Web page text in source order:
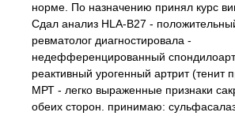
норме. По назначению принял курс
Сдал анализ HLA-B27 -
ревматолог диагностировала -
недефференцированный
реактивный урогенный артрит (тенит
МРТ - легко выраженные признаки
обеих сторон. принимаю: